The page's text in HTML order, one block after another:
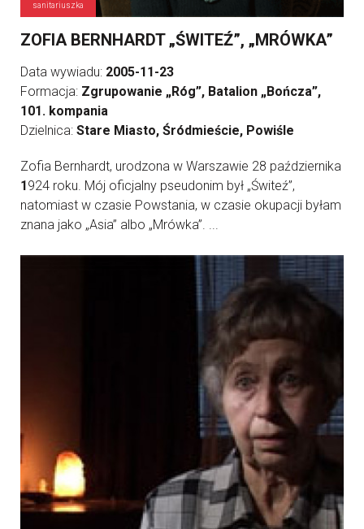
sanitariuszka
ZOFIA BERNHARDT „ŚWITEŹ”, „MRÓWKA”
Data wywiadu: 2005-11-23
Formacja: Zgrupowanie „Róg”, Batalion „Bończa”,
101. kompania
Dzielnica: Stare Miasto, Śródmieście, Powiśle
Zofia Bernhardt, urodzona w Warszawie 28 października
1 924 roku. Mój oficjalny pseudonim był „Świteź”,
natomiast w czasie Powstania, w czasie okupacji byłam
znana jako „Asia” albo „Mrówka”. ...